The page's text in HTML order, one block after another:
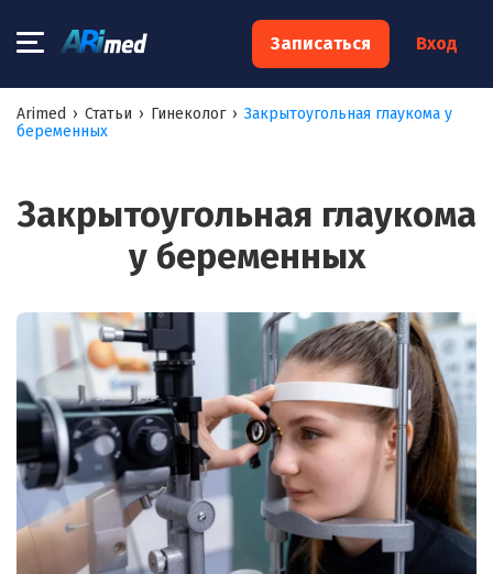
Записаться Вход
Arimed › Статьи › Гинеколог › Закрытоугольная глаукома у
беременных
Закрытоугольная глаукома
у беременных
×
Запишитесь на консультацию к
Ваш телефон:*
Ваш e-mail:*
Я согласен наобработку моих персональных данных